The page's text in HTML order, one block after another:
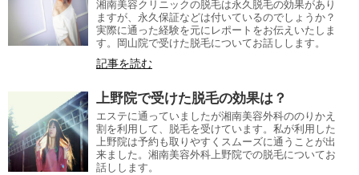
湘南美容クリニックの脱毛は永久脱毛の効果があり
ますが、永久保証などは付いているのでしょうか？
実際に通った経験を元にレポートをお伝えいたしま
す。岡山院で受けた脱毛についてお話しします。
記事を読む
上野院で受けた脱毛の効果は？
エステに通っていましたが湘南美容外科ののりかえ
割を利用して、脱毛を受けています。私が利用した
上野院は予約も取りやすくスムーズに通うことが出
来ました。湘南美容外科上野院での脱毛についてお
話しします。